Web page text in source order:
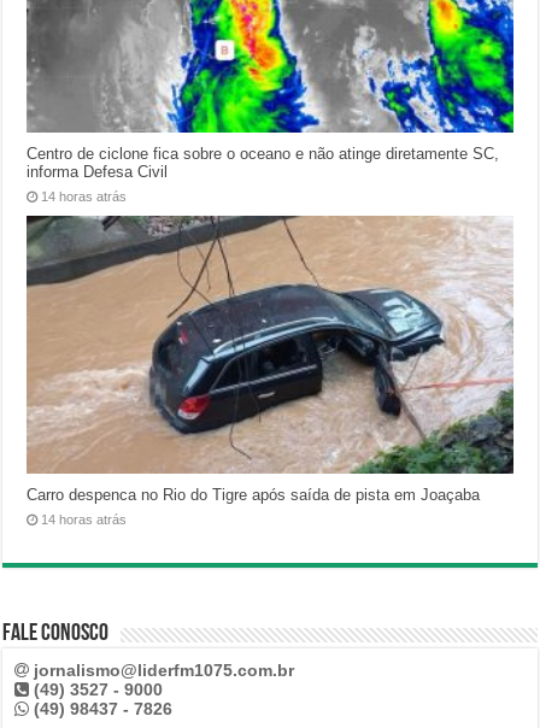
Centro de ciclone fica sobre o oceano e não atinge diretamente SC,
informa Defesa Civil
14 horas atrás
Carro despenca no Rio do Tigre após saída de pista em Joaçaba
14 horas atrás
Fale Conosco
jornalismo@liderfm1075.com.br
(49) 3527 - 9000
(49) 98437 - 7826